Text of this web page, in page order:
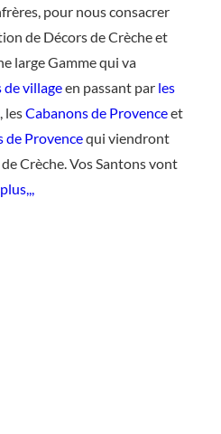
pour nous consacrer
de Décors de Crèche et
large Gamme qui va
de villageen passant par les
, lesCabanons de Provenceet
de Provencequi viendront
Crèche. Vos Santons vont